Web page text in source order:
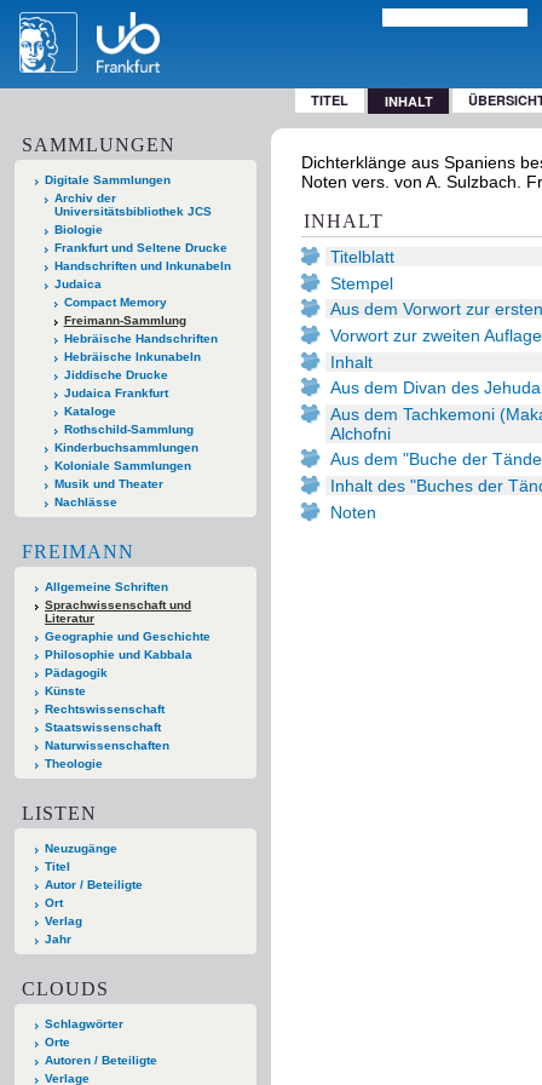
TITEL INHALT
SAMMLUNGEN
Digitale Sammlungen
Archiv der
Universitätsbibliothek JCS
Biologie
Frankfurt und Seltene Drucke
Handschriften und Inkunabeln
Judaica
Compact Memory
Freimann-Sammlung
Hebräische Handschriften
Hebräische Inkunabeln
Jiddische Drucke
Judaica Frankfurt
Kataloge
Rothschild-Sammlung
Kinderbuchsammlungen
Koloniale Sammlungen
Musik und Theater
Nachlässe
FREIMANN
Allgemeine Schriften
Sprachwissenschaft und
Literatur
Geographie und Geschichte
Philosophie und Kabbala
Pädagogik
Künste
Rechtswissenschaft
Staatswissenschaft
Naturwissenschaften
Theologie
LISTEN
Neuzugänge
Titel
Autor / Beteiligte
Ort
Verlag
Jahr
CLOUDS
Schlagwörter
Orte
Autoren / Beteiligte
Verlage
Dichterklänge aus Spaniens
Noten vers. von A. Sulzbach.
INHALT
Titelblatt
Stempel
Aus dem Vorwort zur
Vorwort zur zweiten Auflage
Inhalt
Aus dem Divan des
Aus dem Tachkemoni
Alchofni
Aus dem "Buche der
Inhalt des "Buches der
Noten